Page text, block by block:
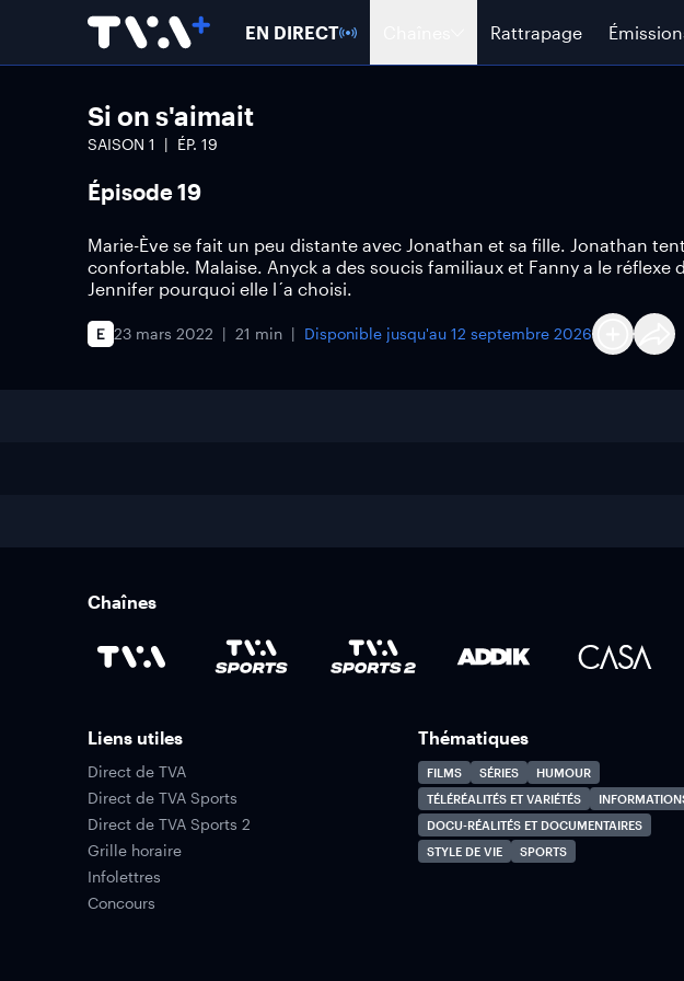
EN DIRECT Rattrapage
Si on s'aimait
SAISON 1 ÉP. 19
Épisode 19
Marie-Ève se fait un peu distante avec Jonathan et sa fille. Jonathan
confortable. Malaise. Anyck a des soucis familiaux et Fanny a le réflexe
Jennifer pourquoi elle l´a choisi.
23 mars 2022 21 min Disponible jusqu'au 12 septembre 2026
Chaînes
Liens utiles
Direct de TVA
Direct de TVA Sports
Direct de TVA Sports 2
Grille horaire
Infolettres
Concours
Thématiques
FILMS SÉRIES
HUMOUR
TÉLÉRÉALITÉS ET VARIÉTÉS
DOCU-RÉALITÉS ET DOCUMENTAIRES
STYLE DE VIE
SPORTS